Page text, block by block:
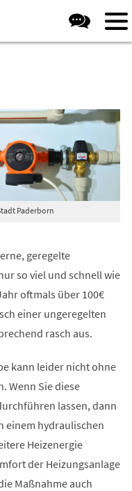
Paderborn
geregelte
so viel und schnell wie
oftmals über 100€
einer ungeregelten
rasch aus.
kann leider nicht ohne
Wenn Sie diese
lassen, dann
einem hydraulischen
Heizenergie
der Heizungsanlage
Maßnahme auch